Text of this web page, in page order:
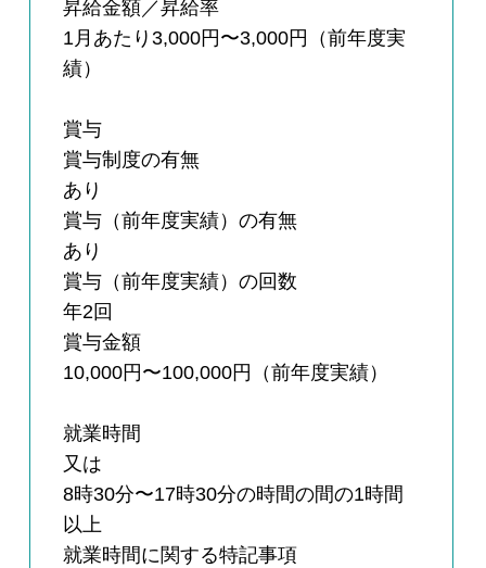
昇給金額／昇給率
1月あたり3,000円〜3,000円（前年度実
績）
賞与
賞与制度の有無
あり
賞与（前年度実績）の有無
あり
賞与（前年度実績）の回数
年2回
賞与金額
10,000円〜100,000円（前年度実績）
就業時間
又は
8時30分〜17時30分の時間の間の1時間
以上
就業時間に関する特記事項